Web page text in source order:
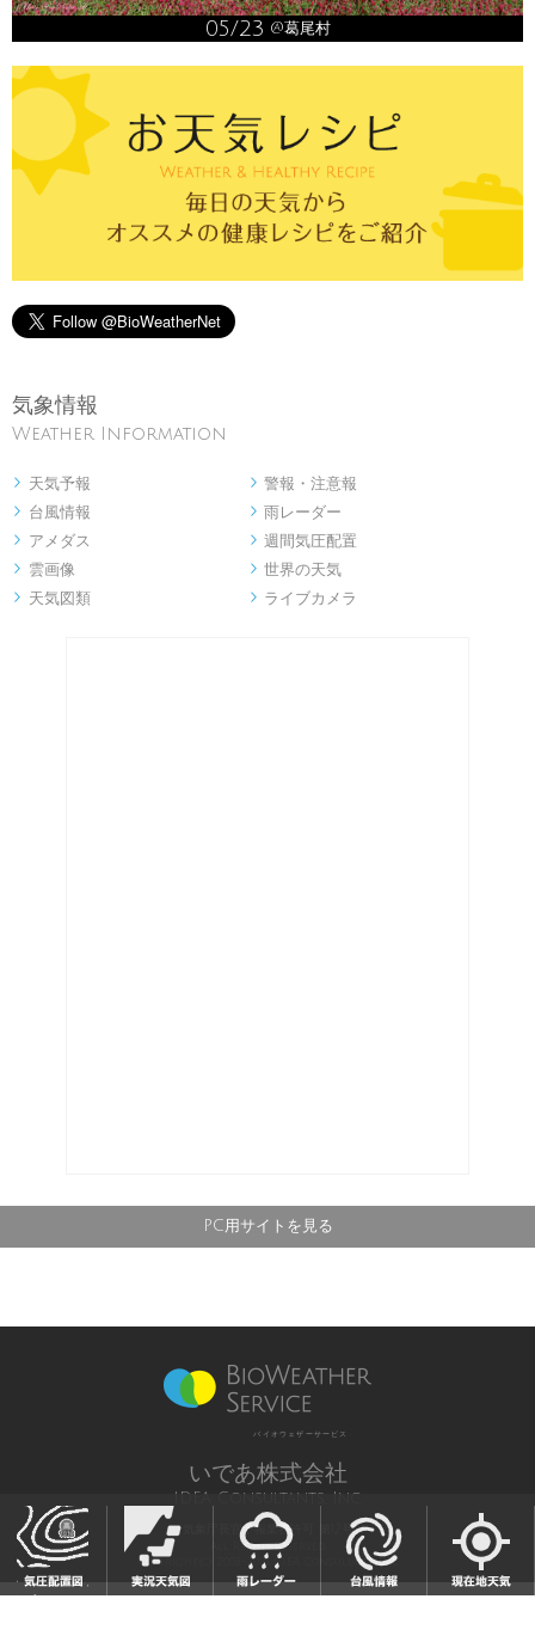
05/23 @葛尾村
気象情報
Weather Information
 天気予報  警報・注意報
 台風情報  雨レーダー
 アメダス  週間気圧配置
 雲画像  世界の天気
 天気図類  ライブカメラ
PC用サイトを見る
バイオウェザーサービス
いであ株式会社
IDEA Consultants, Inc.
気象庁長官予報業務許可 第12号
All Rights Reserved,
Copyright(c) 2003-2021 IDEA Consultants,Inc